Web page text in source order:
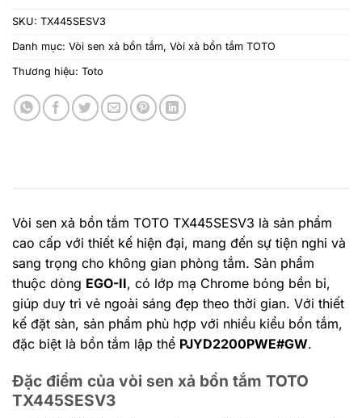
SKU: TX445SESV3
Danh mục: Vòi sen xả bồn tắm, Vòi xả bồn tắm TOTO
Thương hiệu: Toto
Vòi sen xả bồn tắm TOTO TX445SESV3 là sản phẩm
cao cấp với thiết kế hiện đại, mang đến sự tiện nghi và
sang trọng cho không gian phòng tắm. Sản phẩm
thuộc dòng EGO-II, có lớp mạ Chrome bóng bền bỉ,
giúp duy trì vẻ ngoài sáng đẹp theo thời gian. Với thiết
kế đặt sàn, sản phẩm phù hợp với nhiều kiểu bồn tắm,
đặc biệt là bồn tắm lập thể PJYD2200PWE#GW.
Đặc điểm của vòi sen xả bồn tắm TOTO
TX445SESV3